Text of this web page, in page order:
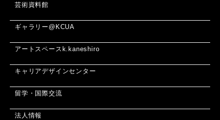
芸術資料館
ギャラリー@KCUA
アートスペースk.kaneshiro
キャリアデザインセンター
留学・国際交流
法人情報